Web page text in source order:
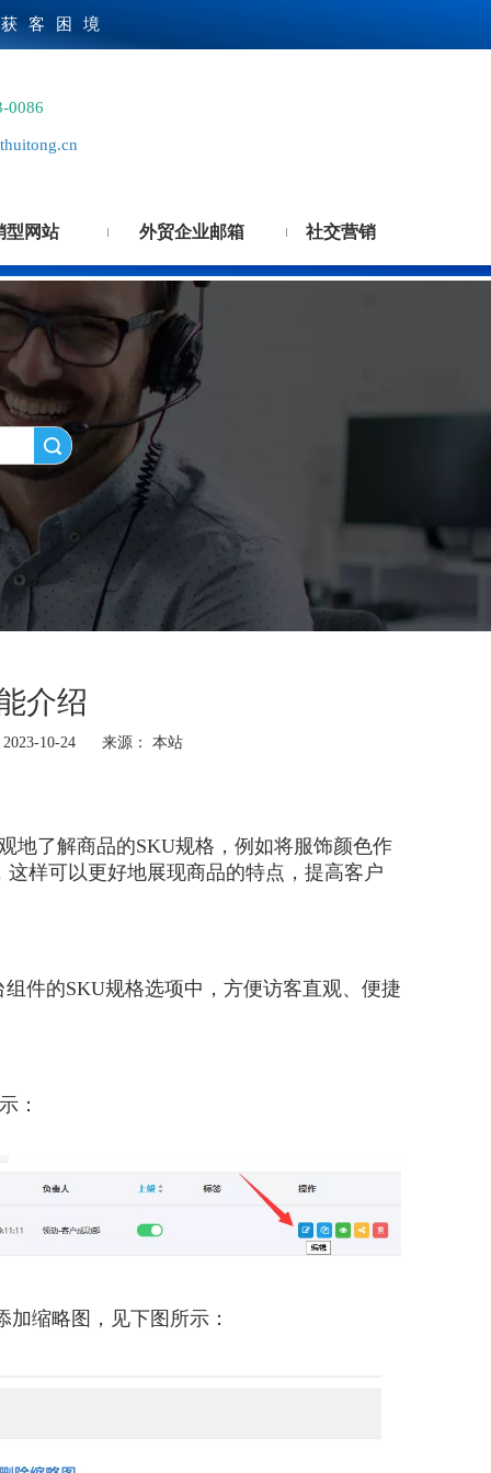
客困境
0086
型网站 外贸企业邮箱 社交营销
介绍
10-24 来源： 本站
地了解商品的SKU规格，例如将服饰颜色作
样可以更好地展现商品的特点，提高客户
件的SKU规格选项中，方便访客直观、便捷
：
缩略图，见下图所示：